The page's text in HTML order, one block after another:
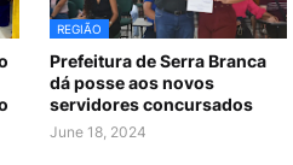
REGIÃO
Prefeitura de Serra Branca
dá posse aos novos
servidores concursados
June 18, 2024